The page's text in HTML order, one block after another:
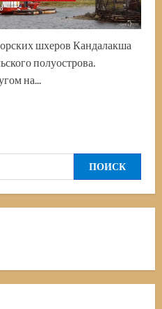
шхеров Кандалакша
полуострова.
на...